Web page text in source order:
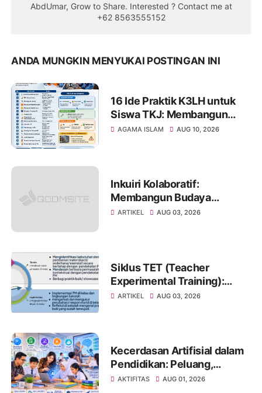
AbdUmar, Grow to Share. Interested ? Contact me at
+62 8563555152
ANDA MUNGKIN MENYUKAI POSTINGAN INI
16 Ide Praktik K3LH untuk
Siswa TKJ: Membangun
Budaya Kerja Aman dan
AGAMA ISLAM AUG 10, 2026
Inkuiri Kolaboratif:
Membangun Budaya
Reflektif untuk
ARTIKEL AUG 03, 2026
Siklus TET (Teacher
Experimental Training):
Pendekatan Pembelajaran
Pendidikan
ARTIKEL AUG 03, 2026
Kecerdasan Artifisial dalam
Pendidikan: Peluang,
Tantangan, dan Strategi
AKTIFITAS AUG 01, 2026